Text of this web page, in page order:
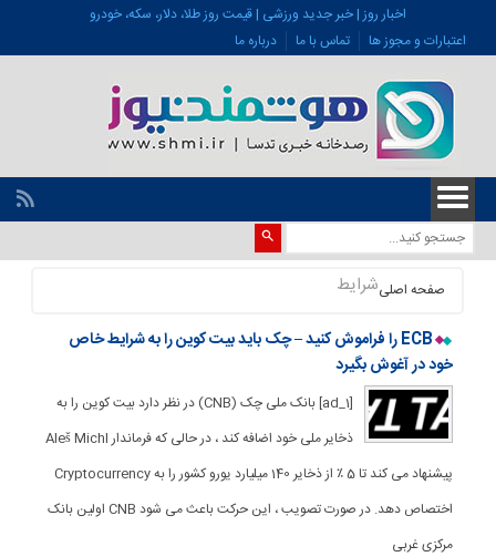
اخبار روز | خبر جدید ورزشی | قیمت روز طلا، دلار، سکه، خودرو
اعتبارات و مجوز ها
تماس با ما درباره ما
صفحه اصلیشرایط
ECB را فراموش کنید – چک باید بیت کوین را به شرایط خاص
خود در آغوش بگیرد
[ad_1] بانک ملی چک (CNB) در نظر دارد بیت کوین را به
ذخایر ملی خود اضافه کند ، در حالی که فرماندار Aleš Michl
پیشنهاد می کند تا 5 ٪ از ذخایر 140 میلیارد یورو کشور را به Cryptocurrency
اختصاص دهد. در صورت تصویب ، این حرکت باعث می شود CNB اولین بانک
مرکزی غربی